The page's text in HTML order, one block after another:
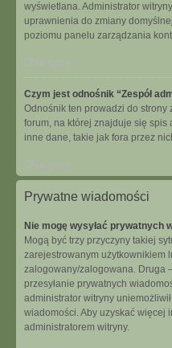
wyświetlana. Administrator
uprawnienia do zmiany
poziomu panelu zarządzania
Na górę
Czym jest odnośnik “Zespół
Odnośnik ten prowadzi do
forum, na której znajduje się
inne dane, takie jak fora przez
Na górę
Prywatne wiadomości
Nie mogę wysyłać prywatnych
Mogą być trzy przyczyny takiej
zarejestrowanym użytkownikiem
zalogowany/zalogowana. Druga
przesyłanie prywatnych
administrator witryny
wiadomości. Aby uzyskać więcej
administratorem witryny.